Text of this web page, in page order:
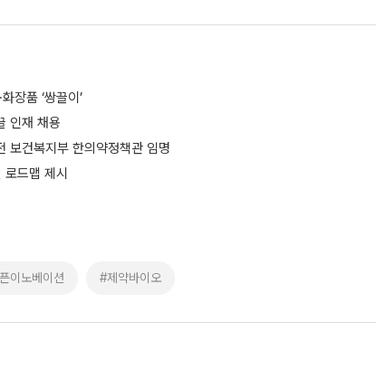
장품 ‘쌍끌이’
인재 채용
보건복지부 한의약정책관 임명
드맵 제시
이노베이션 #제약바이오